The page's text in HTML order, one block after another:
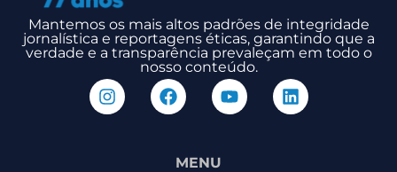
Mantemos os mais altos padrões de integridade
jornalística e reportagens éticas, garantindo que a
verdade e a transparência prevaleçam em todo o
nosso conteúdo.
MENU